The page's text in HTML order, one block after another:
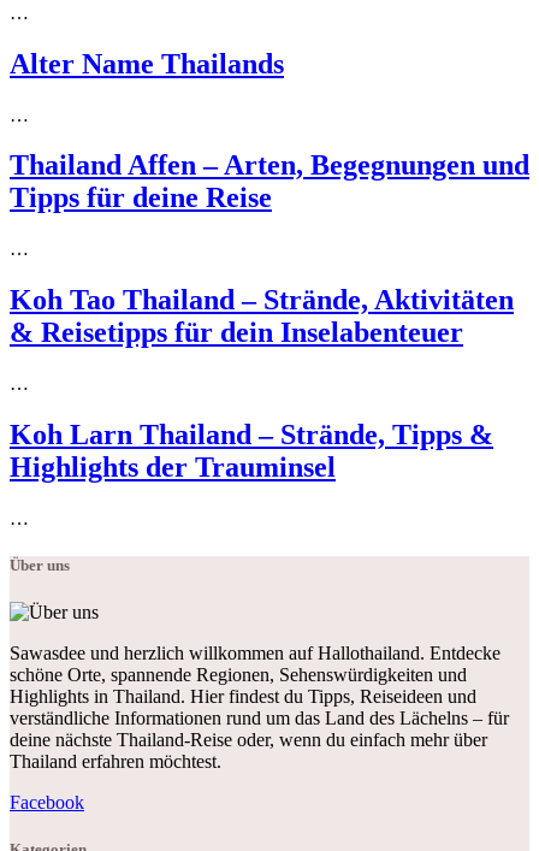
…
Alter Name Thailands
…
Thailand Affen – Arten, Begegnungen und
Tipps für deine Reise
…
Koh Tao Thailand – Strände, Aktivitäten
& Reisetipps für dein Inselabenteuer
…
Koh Larn Thailand – Strände, Tipps &
Highlights der Trauminsel
…
Über uns
Sawasdee und herzlich willkommen auf Hallothailand. Entdecke
schöne Orte, spannende Regionen, Sehenswürdigkeiten und
Highlights in Thailand. Hier findest du Tipps, Reiseideen und
verständliche Informationen rund um das Land des Lächelns – für
deine nächste Thailand-Reise oder, wenn du einfach mehr über
Thailand erfahren möchtest.
Facebook